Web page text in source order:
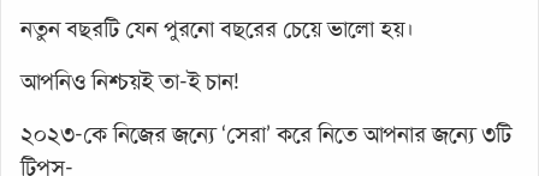
নতুন বছরটি যেন পুরনো বছরের চেয়ে ভালো হয়।
আপনিও নিশ্চয়ই তা-ই চান!
২০২৩-কে নিজের জন্যে ‘সেরা’ করে নিতে আপনার জন্যে ৩টি
টিপস-